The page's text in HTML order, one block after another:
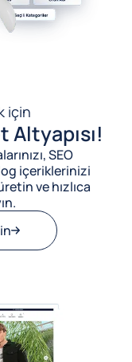
için
Altyapısı!
SEO
içeriklerinizi
ve hızlıca